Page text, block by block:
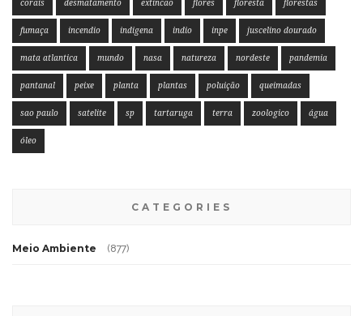
corais desmatamento extincao flores floresta florestas
fumaça incendio indigena indio inpe juscelino dourado
mata atlantica mundo nasa natureza nordeste pandemia
pantanal peixe planta plantas poluição queimadas
sao paulo satelite sp tartaruga terra zoologico água
óleo
CATEGORIES
Meio Ambiente (877)